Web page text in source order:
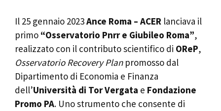
Il 25 gennaio 2023Ance Roma – ACER lanciava il
primo “Osservatorio Pnrr e Giubileo Roma”,
realizzato con il contributo scientifico di OReP,
Osservatorio Recovery Planpromosso dal
Dipartimento di Economia e Finanza
dell’Università di Tor Vergata e Fondazione
Promo PA. Uno strumento che consente di